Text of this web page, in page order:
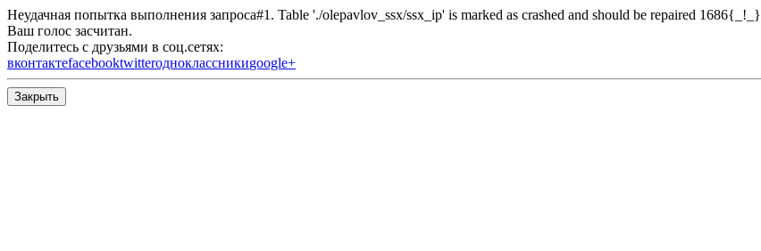
Неудачная попытка выполнения запроса#1. Table './olepavlov_ssx/ssx_ip' is marked as crashed and should be repaired 1686{_!_}
Ваш голос засчитан.
Поделитесь с друзьями в соц.сетях:
вконтактеfacebooktwitterодноклассникиgoogle+